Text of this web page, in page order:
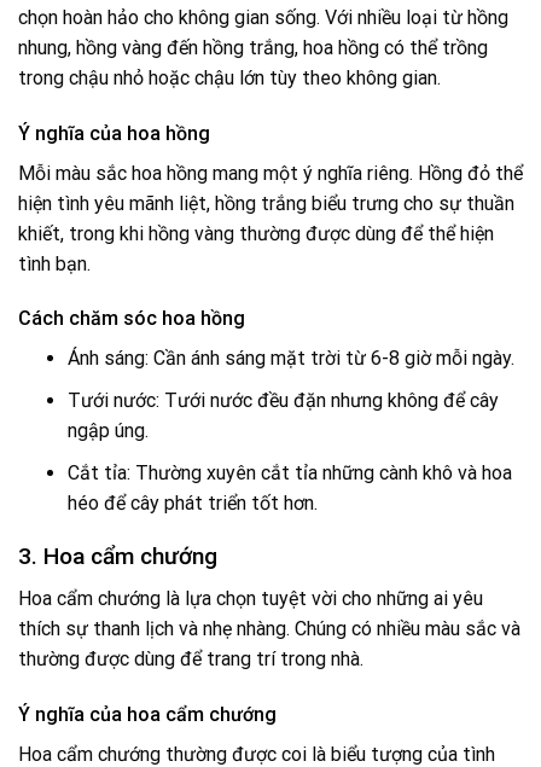
chọn hoàn hảo cho không gian sống. Với nhiều loại từ hồng
nhung, hồng vàng đến hồng trắng, hoa hồng có thể trồng
trong chậu nhỏ hoặc chậu lớn tùy theo không gian.
Ý nghĩa của hoa hồng
Mỗi màu sắc hoa hồng mang một ý nghĩa riêng. Hồng đỏ thể
hiện tình yêu mãnh liệt, hồng trắng biểu trưng cho sự thuần
khiết, trong khi hồng vàng thường được dùng để thể hiện
tình bạn.
Cách chăm sóc hoa hồng
Ánh sáng: Cần ánh sáng mặt trời từ 6-8 giờ mỗi ngày.
Tưới nước: Tưới nước đều đặn nhưng không để cây
ngập úng.
Cắt tỉa: Thường xuyên cắt tỉa những cành khô và hoa
héo để cây phát triển tốt hơn.
3. Hoa cẩm chướng
Hoa cẩm chướng là lựa chọn tuyệt vời cho những ai yêu
thích sự thanh lịch và nhẹ nhàng. Chúng có nhiều màu sắc và
thường được dùng để trang trí trong nhà.
Ý nghĩa của hoa cẩm chướng
Hoa cẩm chướng thường được coi là biểu tượng của tình